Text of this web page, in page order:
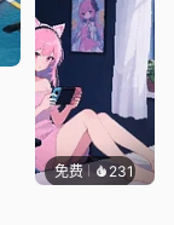
免费 231好看